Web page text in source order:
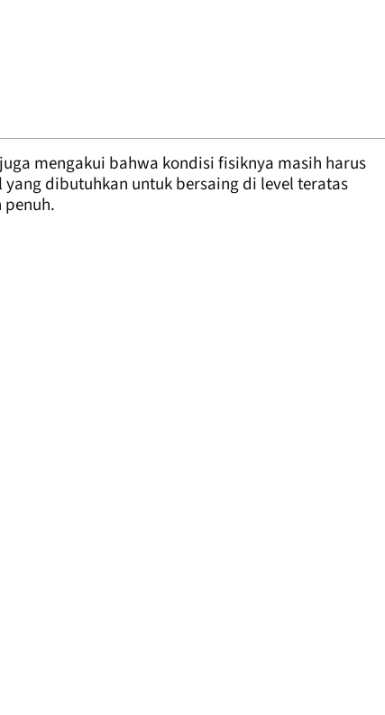
mengakui bahwa kondisi fisiknya masih harus
dibutuhkan untuk bersaing di level teratas